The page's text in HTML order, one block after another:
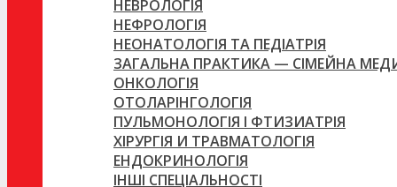
НЕВРОЛОГІЯ
НЕФРОЛОГІЯ
НЕОНАТОЛОГІЯ ТА ПЕДІАТРІЯ
ЗАГАЛЬНА ПРАКТИКА — СІМЕЙНА
ОНКОЛОГІЯ
ОТОЛАРІНГОЛОГІЯ
ПУЛЬМОНОЛОГІЯ І ФТИЗИАТРІЯ
ХІРУРГІЯ И ТРАВМАТОЛОГІЯ
ЕНДОКРИНОЛОГІЯ
ІНШІ СПЕЦІАЛЬНОСТІ